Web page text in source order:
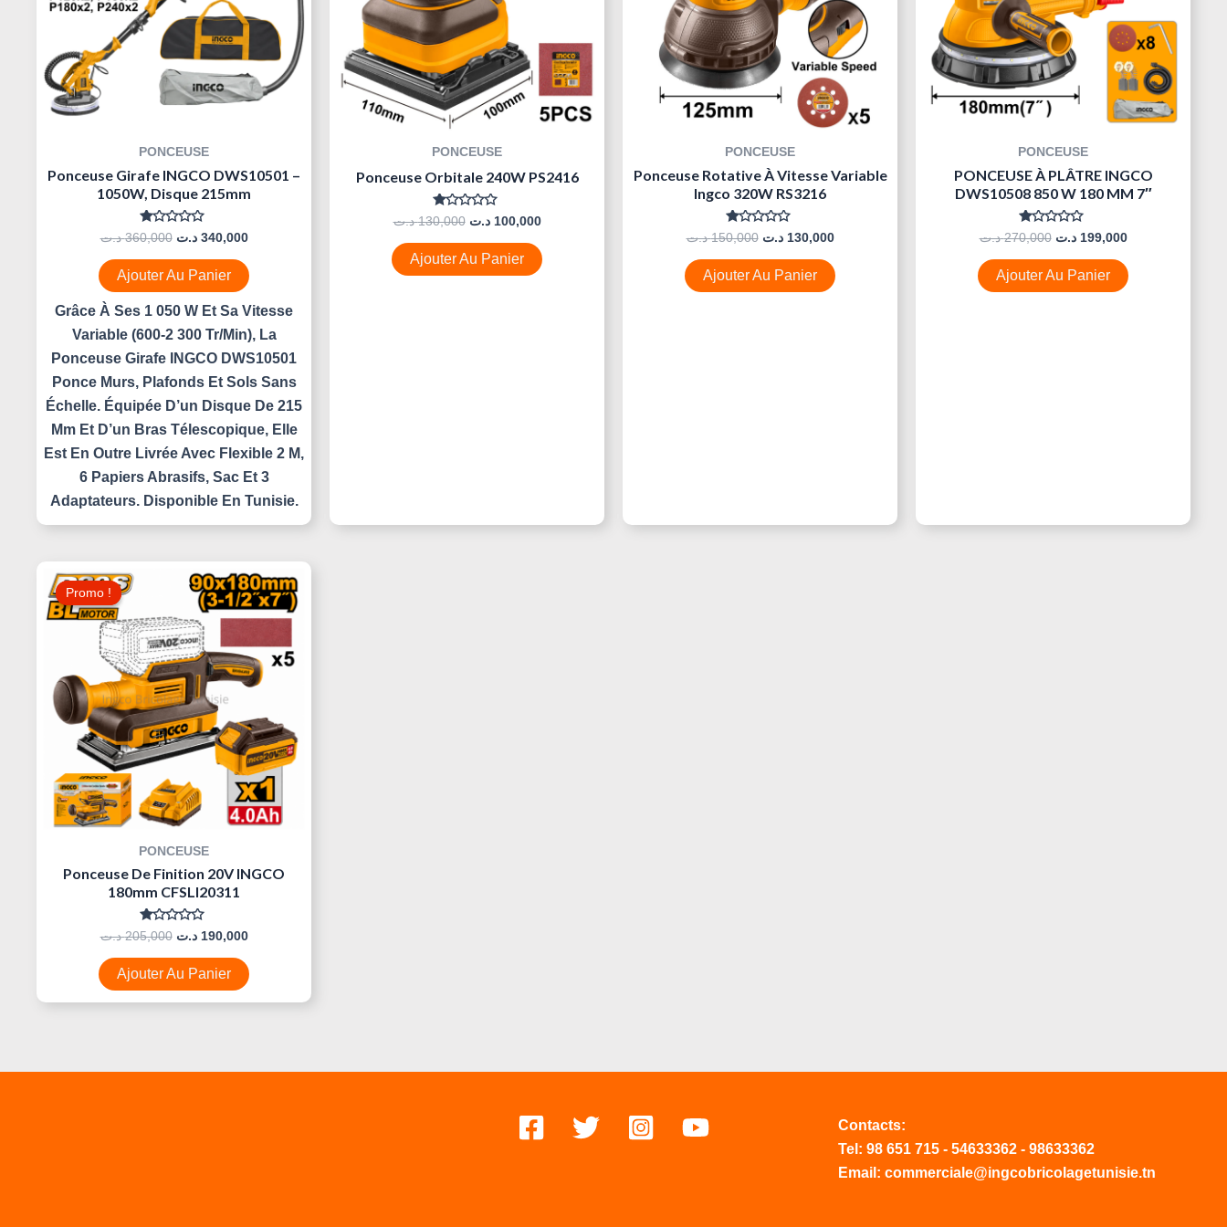
PONCEUSE
Ponceuse Girafe INGCO DWS10501 –
1050W, Disque 215mm
Note
0
Sur
5
360,000 د.ت 340,000 د.ت
Ajouter Au Panier
Grâce À Ses 1 050 W Et Sa Vitesse
Variable (600-2 300 Tr/min), La
Ponceuse Girafe INGCO DWS10501
Ponce Murs, Plafonds Et Sols Sans
Échelle. Équipée D’un Disque De 215
Mm Et D’un Bras Télescopique, Elle
Est En Outre Livrée Avec Flexible 2 M,
6 Papiers Abrasifs, Sac Et 3
Adaptateurs. Disponible En Tunisie.
PONCEUSE
Ponceuse Orbitale 240W PS2416
Note
0
Sur
5
130,000 د.ت 100,000 د.ت
Ajouter Au Panier
PONCEUSE
Ponceuse Rotative À Vitesse Variable
Ingco 320W RS3216
Note
0
Sur
5
150,000 د.ت 130,000 د.ت
Ajouter Au Panier
PONCEUSE
PONCEUSE À PLÂTRE INGCO
DWS10508 850 W 180 MM 7″
Note
0
Sur
5
270,000 د.ت 199,000 د.ت
Ajouter Au Panier
Promo !
Promo !
PONCEUSE
Ponceuse De Finition 20V INGCO
180mm CFSLI20311
Note
0
Sur
5
205,000 د.ت
Prix
Initial
Était :
190,000 د.ت
Prix
Actuel
Est :
Ajouter Au Panier
Contacts:
Tel: 98 651 715- 54633362- 98633362
Email: commerciale@ingcobricolagetunisie.tn